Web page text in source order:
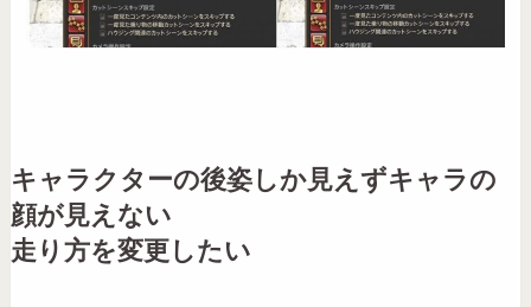
キャラクターの後姿しか見えずキャラの
顔が見えない
走り方を変更したい